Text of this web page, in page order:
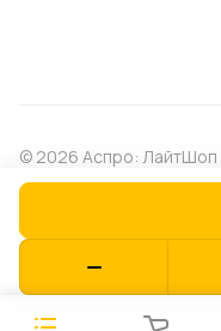
© 2026 Аспро: ЛайтШоп
Разработано в